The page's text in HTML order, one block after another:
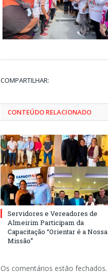
COMPARTILHAR:
CONTEÚDO RELACIONADO
Servidores e Vereadores de
Almeirim Participam da
Capacitação “Orientar é a Nossa
Missão”
Os comentários estão fechados.